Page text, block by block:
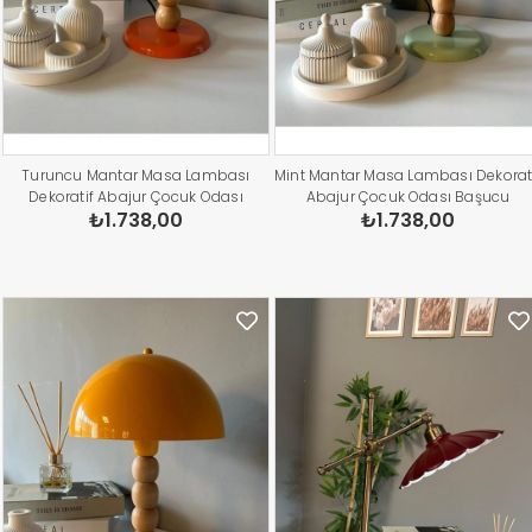
Turuncu Mantar Masa Lambası
Dekoratif Abajur Çocuk Odası
Başucu Lambası Okuma Lambası
₺1.738,00
Mint Mantar Masa Lambası
Abajur Çocuk Odası Başucu
Lambası Okuma Lambası
₺1.738,00